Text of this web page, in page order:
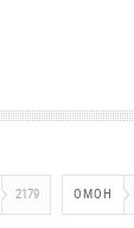
2179 ОМОН